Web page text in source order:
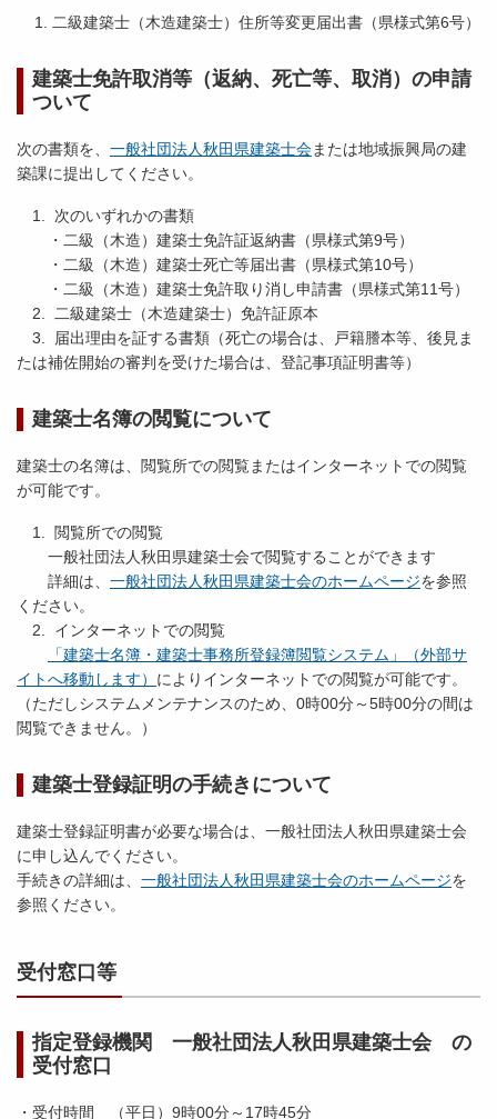
二級建築士（木造建築士）住所等変更届出書（県様式第6号）
建築士免許取消等（返納、死亡等、取消）の申請
ついて
次の書類を、 一般社団法人秋田県建築士会または地域振興局の建
築課に提出してください。
1. 次のいずれかの書類
・二級（木造）建築士免許証返納書（県様式第9号）
・二級（木造）建築士死亡等届出書（県様式第10号）
・二級（木造）建築士免許取り消し申請書（県様式第11号）
2. 二級建築士（木造建築士）免許証原本
3. 届出理由を証する書類（死亡の場合は、戸籍謄本等、後見ま
たは補佐開始の審判を受けた場合は、登記事項証明書等）
建築士名簿の閲覧について
建築士の名簿は、閲覧所での閲覧またはインターネットでの閲覧
が可能です。
1. 閲覧所での閲覧
一般社団法人秋田県建築士会で閲覧することができます
詳細は、 一般社団法人秋田県建築士会のホームページを参照
ください。
2. インターネットでの閲覧
「建築士名簿・建築士事務所登録簿閲覧システム」（外部サ
イトへ移動します） によりインターネットでの閲覧が可能です。
（ただしシステムメンテナンスのため、0時00分～5時00分の間は
閲覧できません。）
建築士登録証明の手続きについて
建築士登録証明書が必要な場合は、一般社団法人秋田県建築士会
に申し込んでください。
手続きの詳細は、 一般社団法人秋田県建築士会のホームページを
参照ください。
受付窓口等
指定登録機関 一般社団法人秋田県建築士会 の
受付窓口
・受付時間 （平日）9時00分～17時45分